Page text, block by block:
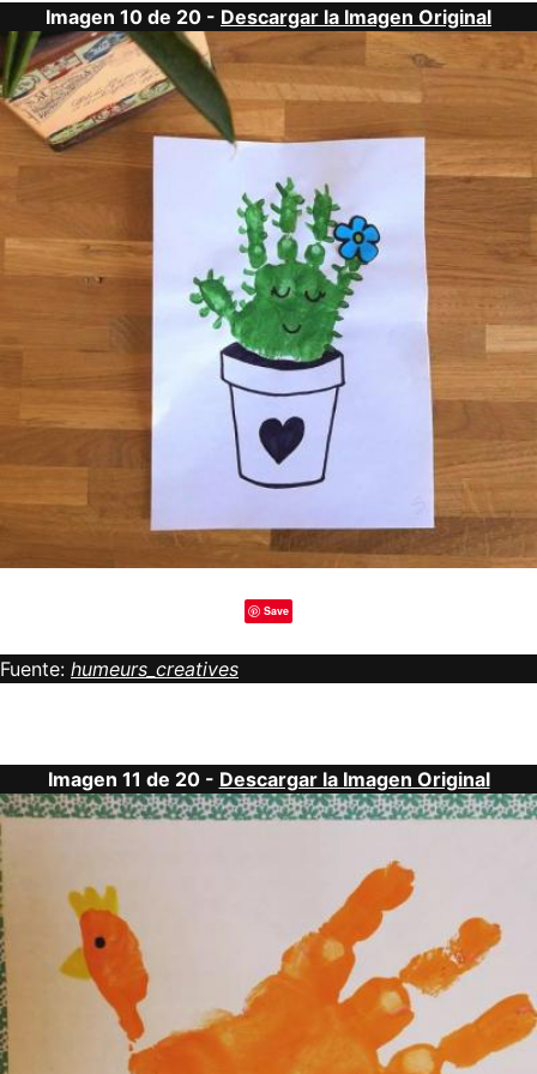
Imagen 10 de 20 - Descargar la Imagen Original
Save
Fuente: humeurs_creatives
Imagen 11 de 20 - Descargar la Imagen Original